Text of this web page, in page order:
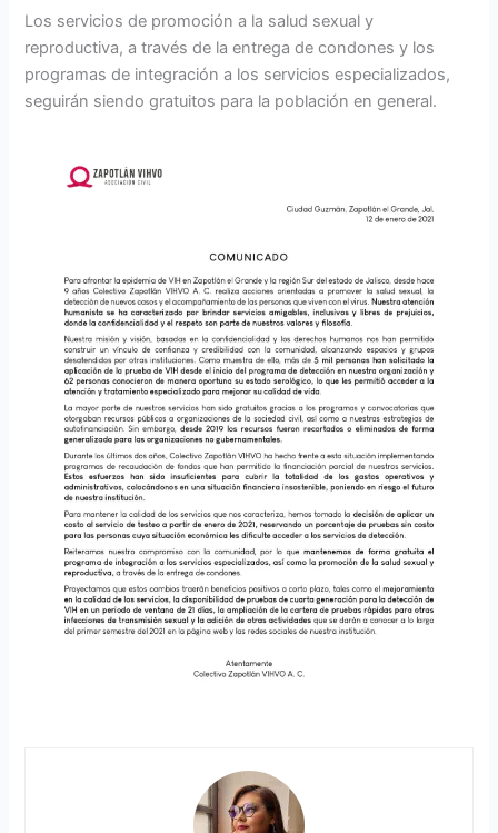
Los servicios de promoción a la salud sexual y
reproductiva, a través de la entrega de condones y los
programas de integración a los servicios especializados,
seguirán siendo gratuitos para la población en general.